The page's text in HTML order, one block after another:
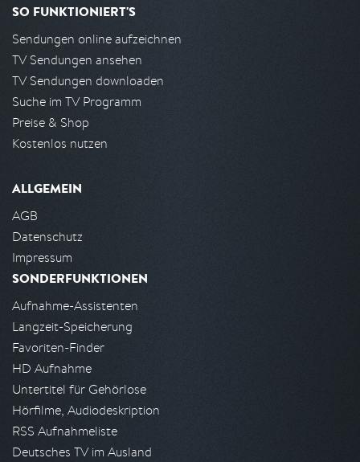
SO FUNKTIONIERT'S
Sendungen online aufzeichnen
TV Sendungen ansehen
TV Sendungen downloaden
Suche im TV Programm
Preise & Shop
Kostenlos nutzen
ALLGEMEIN
AGB
Datenschutz
Impressum
SONDERFUNKTIONEN
Aufnahme-Assistenten
Langzeit-Speicherung
Favoriten-Finder
HD Aufnahme
Untertitel für Gehörlose
Hörfilme, Audiodeskription
RSS Aufnahmeliste
Deutsches TV im Ausland